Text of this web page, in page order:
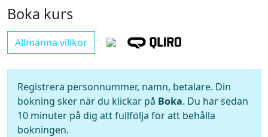
Boka kurs
Allmänna villkor
Registrera personnummer, namn, betalare. Din
bokning sker när du klickar på Boka. Du har sedan
10 minuter på dig att fullfölja för att behålla
bokningen.